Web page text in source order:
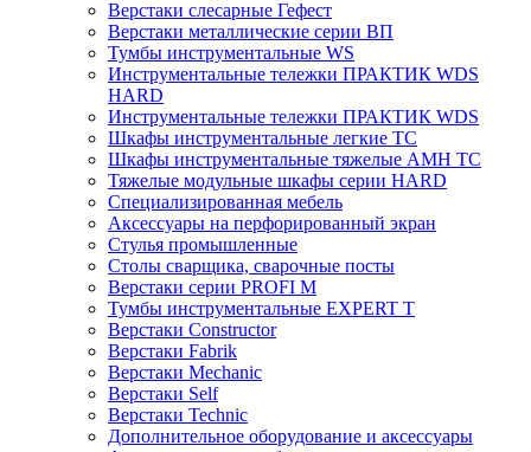
Верстаки слесарные Гефест
Верстаки металлические серии ВП
Тумбы инструментальные WS
Инструментальные тележки ПРАКТИК WDS
HARD
Инструментальные тележки ПРАКТИК WDS
Шкафы инструментальные легкие ТС
Шкафы инструментальные тяжелые AMH TC
Тяжелые модульные шкафы серии HARD
Cпециализированная мебель
Аксессуары на перфорированный экран
Стулья промышленные
Столы сварщика, сварочные посты
Верстаки серии PROFI M
Тумбы инструментальные EXPERT T
Верстаки Constructor
Верстаки Fabrik
Верстаки Mechanic
Верстаки Self
Верстаки Technic
Дополнительное оборудование и аксессуары